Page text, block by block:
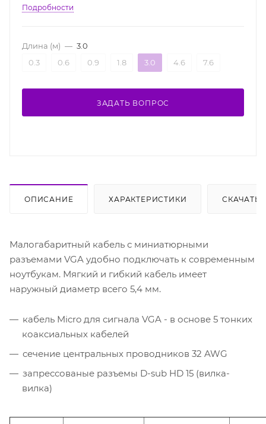
Подробности
Длина (м) — 3.0
0.3
0.6 0.9 1.8 3.0 4.6 7.6
ЗАДАТЬ ВОПРОС
ОПИСАНИЕ ХАРАКТЕРИСТИКИ СКАЧАТЬ
Малогабаритный кабель с миниатюрными
разъемами VGA удобно подключать к современным
ноутбукам. Мягкий и гибкий кабель имеет
наружный диаметр всего 5,4 мм.
кабель Micro для сигнала VGA - в основе 5 тонких
коаксиальных кабелей
сечение центральных проводников 32 AWG
запрессованые разъемы D-sub HD 15 (вилка-
вилка)